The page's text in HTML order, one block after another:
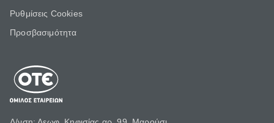
Ρυθμίσεις Cookies
Προσβασιμότητα